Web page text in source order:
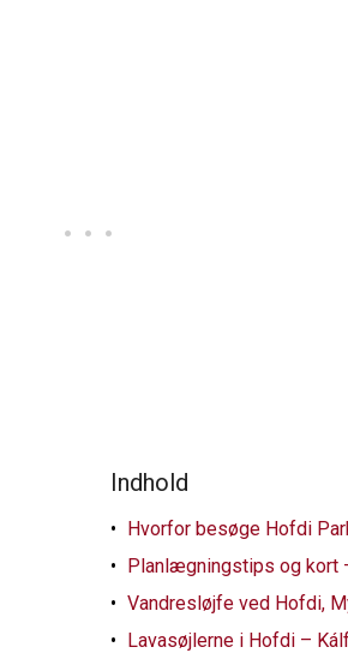
Indhold
Hvorfor besøge Hofdi
Planlægningstips og kort
Vandresløjfe ved Hofdi,
Lavasøjlerne i Hofdi –